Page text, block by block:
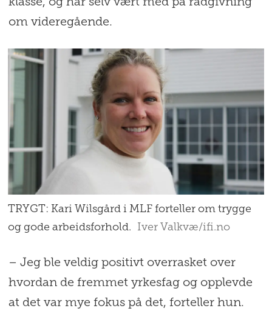
klasse, og har selv vært med på rådgivning
om videregående.
TRYGT: Kari Wilsgård i MLF forteller om trygge
og gode arbeidsforhold.
Iver Valkvæ/ifi.no
– Jeg ble veldig positivt overrasket over
hvordan de fremmet yrkesfag og opplevde
at det var mye fokus på det, forteller hun.